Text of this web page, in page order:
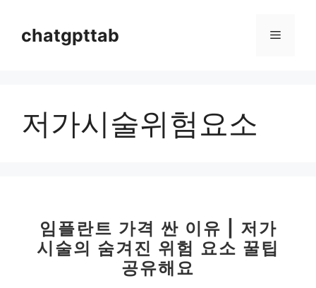
chatgpttab 메
저가시술위험요소
임플란트 가격 싼 이유 | 저가
시술의 숨겨진 위험 요소 꿀팁
공유해요